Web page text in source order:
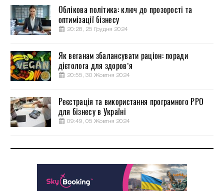
Облікова політика: ключ до прозорості та
оптимізації бізнесу
20:28, 25 Грудня 2024
Як веганам збалансувати раціон: поради
дієтолога для здоров’я
20:55, 30 Жовтня 2024
Реєстрація та використання програмного РРО
для бізнесу в Україні
09:49, 05 Жовтня 2024